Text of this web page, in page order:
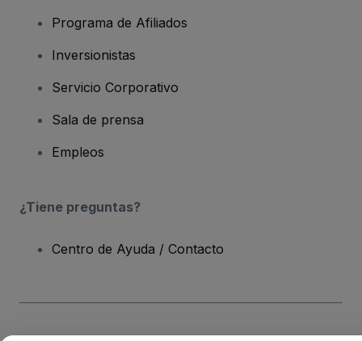
Programa de Afiliados
Inversionistas
Servicio Corporativo
Sala de prensa
Empleos
¿Tiene preguntas?
Centro de Ayuda / Contacto